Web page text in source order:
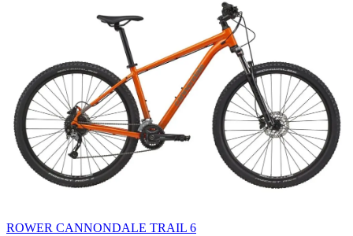
ROWER CANNONDALE TRAIL 6